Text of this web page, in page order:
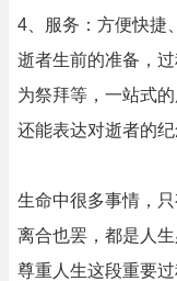
4、服务：方便快捷
逝者生前的准备，
为祭拜等，一站式
还能表达对逝者的纪
生命中很多事情，
离合也罢，都是人
尊重人生这段重要